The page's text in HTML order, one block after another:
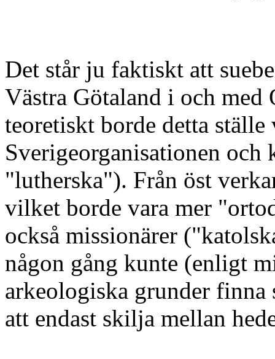
Det står ju faktiskt att
Västra Götaland i och
teoretiskt borde detta
Sverigeorganisationen
"lutherska"). Från öst
vilket borde vara mer
också missionärer
någon gång kunte (enligt
arkeologiska grunder
att endast skilja mellan